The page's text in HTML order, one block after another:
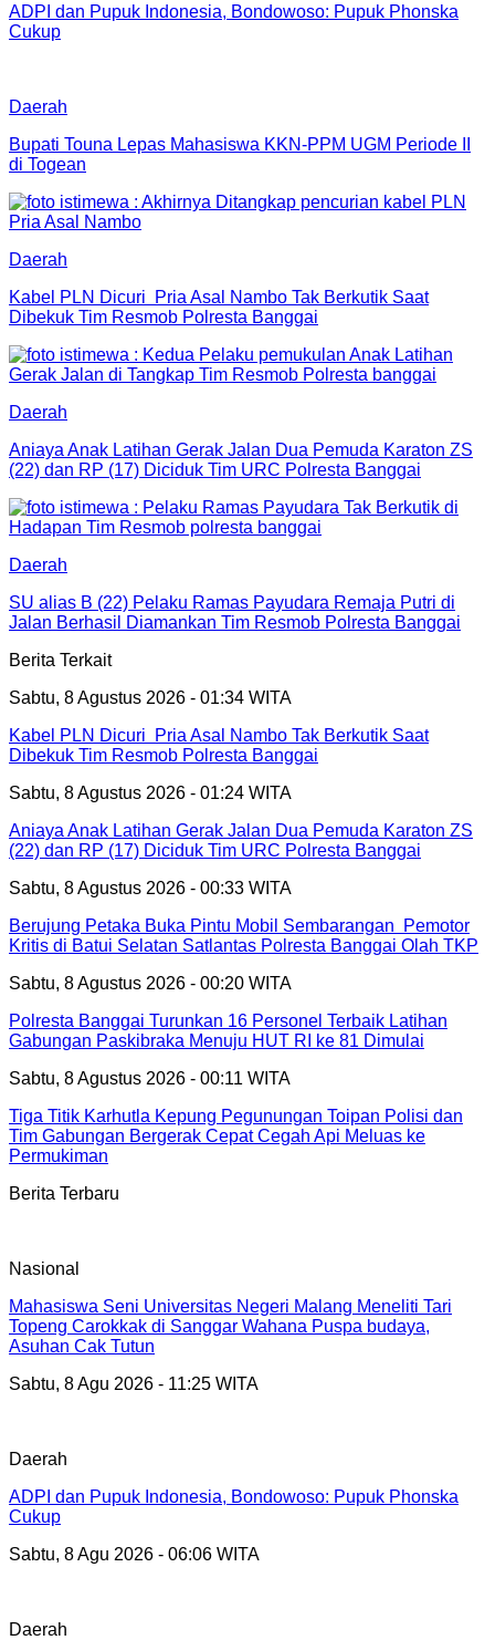
ADPI dan Pupuk Indonesia, Bondowoso: Pupuk Phonska
Cukup
Daerah
Bupati Touna Lepas Mahasiswa KKN-PPM UGM Periode II
di Togean
Daerah
Kabel PLN Dicuri Pria Asal Nambo Tak Berkutik Saat
Dibekuk Tim Resmob Polresta Banggai
Daerah
Aniaya Anak Latihan Gerak Jalan Dua Pemuda Karaton ZS
(22) dan RP (17) Diciduk Tim URC Polresta Banggai
Daerah
SU alias B (22) Pelaku Ramas Payudara Remaja Putri di
Jalan Berhasil Diamankan Tim Resmob Polresta Banggai
Berita Terkait
Sabtu, 8 Agustus 2026 - 01:34 WITA
Kabel PLN Dicuri Pria Asal Nambo Tak Berkutik Saat
Dibekuk Tim Resmob Polresta Banggai
Sabtu, 8 Agustus 2026 - 01:24 WITA
Aniaya Anak Latihan Gerak Jalan Dua Pemuda Karaton ZS
(22) dan RP (17) Diciduk Tim URC Polresta Banggai
Sabtu, 8 Agustus 2026 - 00:33 WITA
Berujung Petaka Buka Pintu Mobil Sembarangan Pemotor
Kritis di Batui Selatan Satlantas Polresta Banggai Olah TKP
Sabtu, 8 Agustus 2026 - 00:20 WITA
Polresta Banggai Turunkan 16 Personel Terbaik Latihan
Gabungan Paskibraka Menuju HUT RI ke 81 Dimulai
Sabtu, 8 Agustus 2026 - 00:11 WITA
Tiga Titik Karhutla Kepung Pegunungan Toipan Polisi dan
Tim Gabungan Bergerak Cepat Cegah Api Meluas ke
Permukiman
Berita Terbaru
Nasional
Mahasiswa Seni Universitas Negeri Malang Meneliti Tari
Topeng Carokkak di Sanggar Wahana Puspa budaya,
Asuhan Cak Tutun
Sabtu, 8 Agu 2026 - 11:25 WITA
Daerah
ADPI dan Pupuk Indonesia, Bondowoso: Pupuk Phonska
Cukup
Sabtu, 8 Agu 2026 - 06:06 WITA
Daerah